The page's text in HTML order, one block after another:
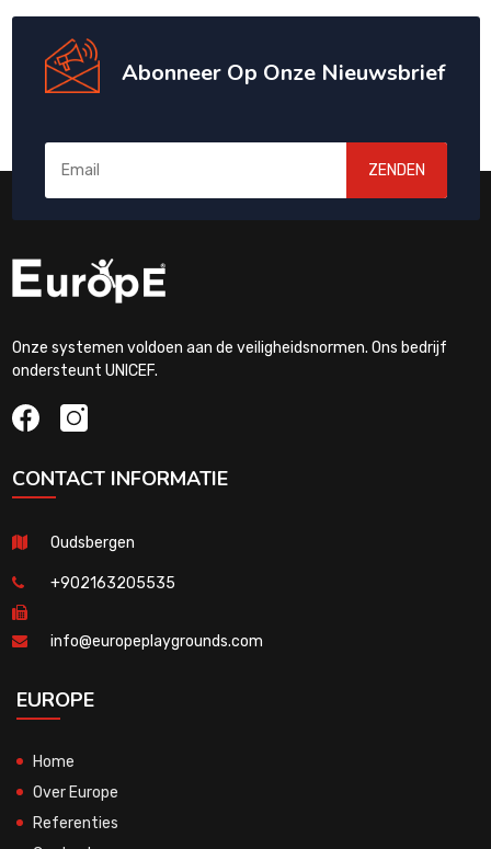
Abonneer Op Onze Nieuwsbrief
ZENDEN
Onze systemen voldoen aan de veiligheidsnormen. Ons bedrijf
ondersteunt UNICEF.
CONTACT INFORMATIE
Oudsbergen
+902163205535
info@europeplaygrounds.com
EUROPE
Home
Over Europe
Referenties